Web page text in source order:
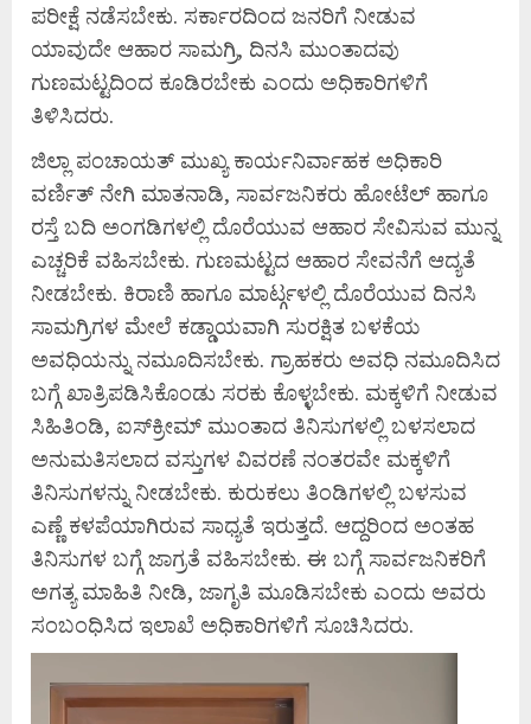
ಪರೀಕ್ಷೆ ನಡೆಸಬೇಕು. ಸರ್ಕಾರದಿಂದ ಜನರಿಗೆ ನೀಡುವ
ಯಾವುದೇ ಆಹಾರ ಸಾಮಗ್ರಿ, ದಿನಸಿ ಮುಂತಾದವು
ಗುಣಮಟ್ಟದಿಂದ ಕೂಡಿರಬೇಕು ಎಂದು ಅಧಿಕಾರಿಗಳಿಗೆ
ತಿಳಿಸಿದರು.
ಜಿಲ್ಲಾ ಪಂಚಾಯತ್ ಮುಖ್ಯ ಕಾರ್ಯನಿರ್ವಾಹಕ ಅಧಿಕಾರಿ
ವರ್ಣಿತ್ ನೇಗಿ ಮಾತನಾಡಿ, ಸಾರ್ವಜನಿಕರು ಹೋಟೆಲ್ ಹಾಗೂ
ರಸ್ತೆ ಬದಿ ಅಂಗಡಿಗಳಲ್ಲಿ ದೊರೆಯುವ ಆಹಾರ ಸೇವಿಸುವ ಮುನ್ನ
ಎಚ್ಚರಿಕೆ ವಹಿಸಬೇಕು. ಗುಣಮಟ್ಟದ ಆಹಾರ ಸೇವನೆಗೆ ಆದ್ಯತೆ
ನೀಡಬೇಕು. ಕಿರಾಣಿ ಹಾಗೂ ಮಾರ್ಟ್ಗಳಲ್ಲಿ ದೊರೆಯುವ ದಿನಸಿ
ಸಾಮಗ್ರಿಗಳ ಮೇಲೆ ಕಡ್ಡಾಯವಾಗಿ ಸುರಕ್ಷಿತ ಬಳಕೆಯ
ಅವಧಿಯನ್ನು ನಮೂದಿಸಬೇಕು. ಗ್ರಾಹಕರು ಅವಧಿ ನಮೂದಿಸಿದ
ಬಗ್ಗೆ ಖಾತ್ರಿಪಡಿಸಿಕೊಂಡು ಸರಕು ಕೊಳ್ಳಬೇಕು. ಮಕ್ಕಳಿಗೆ ನೀಡುವ
ಸಿಹಿತಿಂಡಿ, ಐಸ್‌ಕ್ರೀಮ್ ಮುಂತಾದ ತಿನಿಸುಗಳಲ್ಲಿ ಬಳಸಲಾದ
ಅನುಮತಿಸಲಾದ ವಸ್ತುಗಳ ವಿವರಣೆ ನಂತರವೇ ಮಕ್ಕಳಿಗೆ
ತಿನಿಸುಗಳನ್ನು ನೀಡಬೇಕು. ಕುರುಕಲು ತಿಂಡಿಗಳಲ್ಲಿ ಬಳಸುವ
ಎಣ್ಣೆ ಕಳಪೆಯಾಗಿರುವ ಸಾಧ್ಯತೆ ಇರುತ್ತದೆ. ಆದ್ದರಿಂದ ಅಂತಹ
ತಿನಿಸುಗಳ ಬಗ್ಗೆ ಜಾಗ್ರತೆ ವಹಿಸಬೇಕು. ಈ ಬಗ್ಗೆ ಸಾರ್ವಜನಿಕರಿಗೆ
ಅಗತ್ಯ ಮಾಹಿತಿ ನೀಡಿ, ಜಾಗೃತಿ ಮೂಡಿಸಬೇಕು ಎಂದು ಅವರು
ಸಂಬಂಧಿಸಿದ ಇಲಾಖೆ ಅಧಿಕಾರಿಗಳಿಗೆ ಸೂಚಿಸಿದರು.